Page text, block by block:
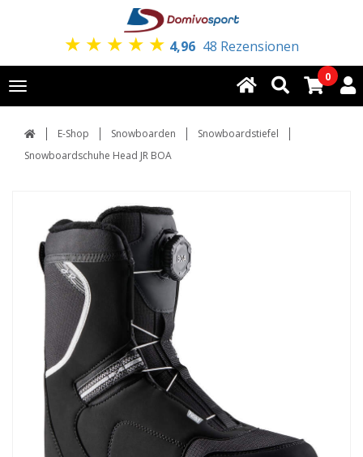
★ ★ ★ ★ ★ 4,96 48 Rezensionen
Toggle
navigation
0
E-Shop Snowboarden
Snowboardstiefel
Snowboardschuhe Head JR BOA